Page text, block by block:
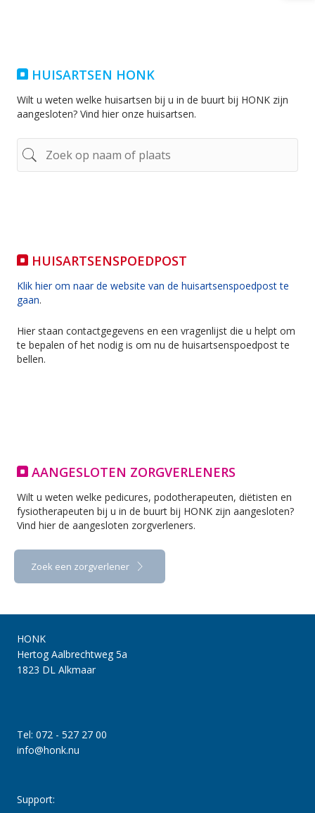
HUISARTSEN HONK
Wilt u weten welke huisartsen bij u in de buurt bij HONK zijn
aangesloten? Vind hier onze huisartsen.
HUISARTSENSPOEDPOST
Klik hier om naar de website van de huisartsenspoedpost te
gaan.
Hier staan contactgegevens en een vragenlijst die u helpt om
te bepalen of het nodig is om nu de huisartsenspoedpost te
bellen.
AANGESLOTEN ZORGVERLENERS
Wilt u weten welke pedicures, podotherapeuten, diëtisten en
fysiotherapeuten bij u in de buurt bij HONK zijn aangesloten?
Vind hier de aangesloten zorgverleners.
Zoek een zorgverlener
HONK
Hertog Aalbrechtweg 5a
1823 DL Alkmaar
Tel: 072 - 527 27 00
info@honk.nu
Support: